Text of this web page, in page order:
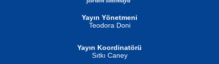
Ben Deniz Değilim ki...
Yayın Yönetmeni
Teodora Doni
Yayın Koordinatörü
Sıtkı Caney